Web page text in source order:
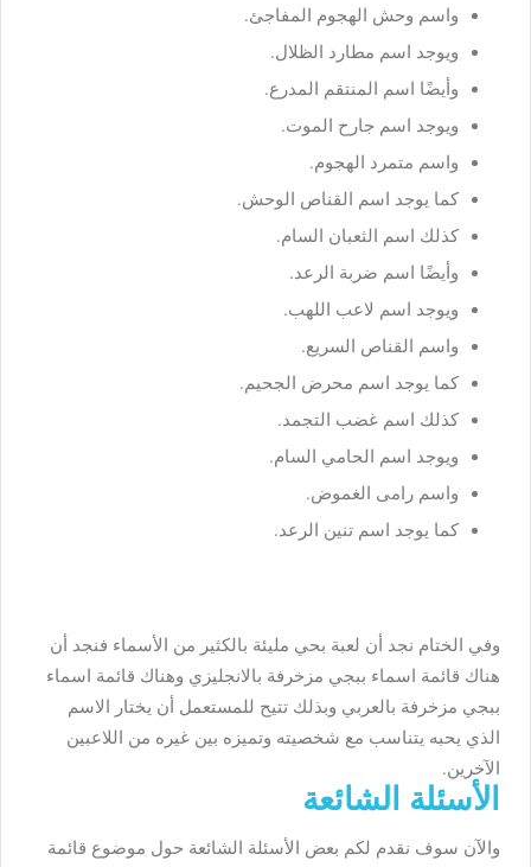
واسم وحش الهجوم المفاجئ.
ويوجد اسم مطارد الظلال.
وأيضًا اسم المنتقم المدرع.
ويوجد اسم جارح الموت.
واسم متمرد الهجوم.
كما يوجد اسم القناص الوحش.
كذلك اسم الثعبان السام.
وأيضًا اسم ضربة الرعد.
ويوجد اسم لاعب اللهب.
واسم القناص السريع.
كما يوجد اسم محرض الجحيم.
كذلك اسم غضب التجمد.
ويوجد اسم الحامي السام.
واسم رامى الغموض.
كما يوجد اسم تنين الرعد.
وفي الختام نجد أن لعبة بحي مليئة بالكثير من الأسماء فنجد أن
هناك قائمة اسماء ببجي مزخرفة بالانجليزي وهناك قائمة اسماء
ببجي مزخرفة بالعربي وبذلك تتيح للمستعمل أن يختار الاسم
الذي يحبه يتناسب مع شخصيته وتميزه بين غيره من اللاعبين
الآخرين.
الأسئلة الشائعة
والآن سوف نقدم لكم بعض الأسئلة الشائعة حول موضوع قائمة